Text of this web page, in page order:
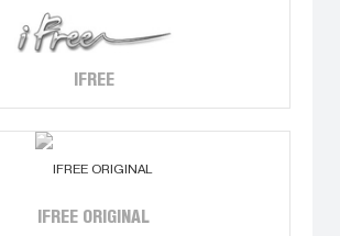
IFREE
IFREE ORIGINAL